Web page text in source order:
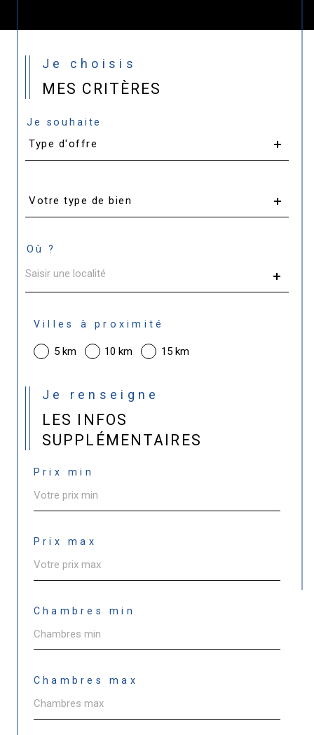
Je choisis
MES CRITÈRES
Je souhaite
d'offre
Type d'offre
d'offre
Votre type de bien
Où ?
Villes à proximité
5 km 10 km 15 km
Je renseigne
LES INFOS
SUPPLÉMENTAIRES
Prix min
Prix max
Chambres min
Chambres max